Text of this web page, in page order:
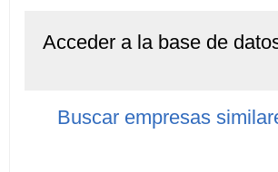
Acceder a la base de
Buscar empresas